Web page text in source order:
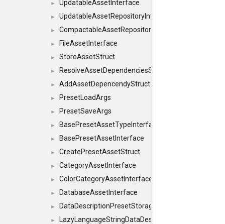
► UpdatableAssetInterface
► UpdatableAssetRepositoryInterface
► CompactableAssetRepositoryInterface
► FileAssetInterface
► StoreAssetStruct
► ResolveAssetDependenciesStruct
► AddAssetDepencendyStruct
► PresetLoadArgs
► PresetSaveArgs
► BasePresetAssetTypeInterface
► BasePresetAssetInterface
► CreatePresetAssetStruct
► CategoryAssetInterface
► ColorCategoryAssetInterface
► DatabaseAssetInterface
► DataDescriptionPresetStorageInterface
►